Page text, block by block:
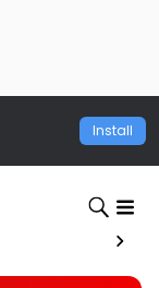
Install